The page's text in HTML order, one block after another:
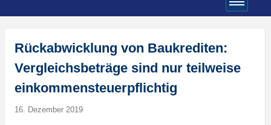
Rückabwicklung von Baukrediten:
Vergleichsbeträge sind nur teilweise
einkommensteuerpflichtig
16. Dezember 2019